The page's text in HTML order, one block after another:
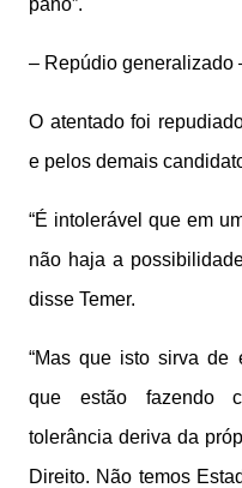
pano”.
– Repúdio generalizado
O atentado foi
e pelos demais
“É intolerável que em
não haja a
disse Temer.
“Mas que isto sirva de
que estão fazendo
tolerância deriva da
Direito. Não temos